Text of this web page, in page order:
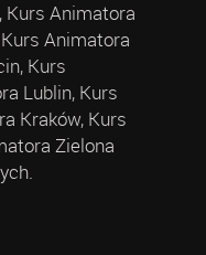
Kurs Animatora
Animatora
Kurs
Lublin, Kurs
Kraków, Kurs
Zielona